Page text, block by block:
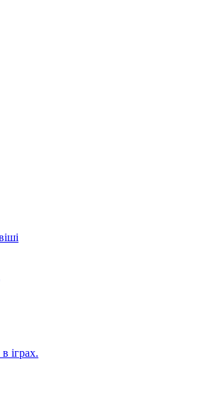
іграх.